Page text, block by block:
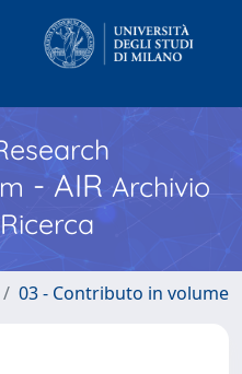
- AIR Archivio
03 - Contributo in volume